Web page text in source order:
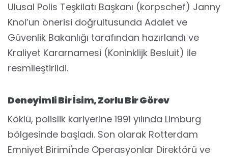
Ulusal Polis Teşkilatı Başkanı (korpschef) Janny
Knol’un önerisi doğrultusunda Adalet ve
Güvenlik Bakanlığı tarafından hazırlandı ve
Kraliyet Kararnamesi (Koninklijk Besluit) ile
resmileştirildi.
Deneyimli Bir İsim, Zorlu Bir Görev
Köklü, polislik kariyerine 1991 yılında Limburg
bölgesinde başladı. Son olarak Rotterdam
Emniyet Birimi'nde Operasyonlar Direktörü ve